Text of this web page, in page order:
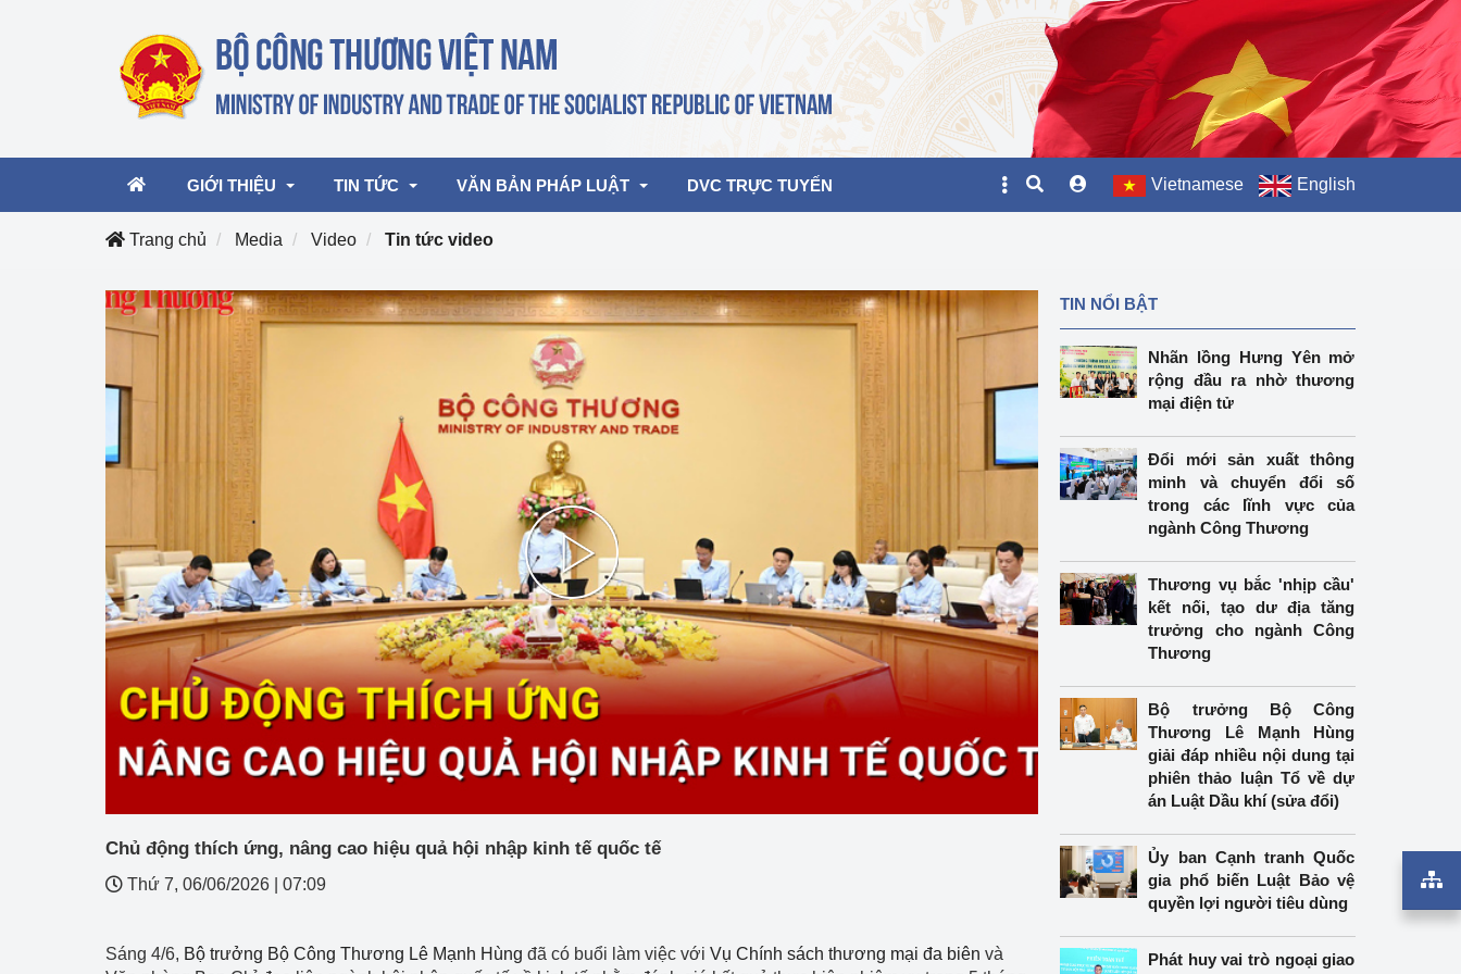
GIỚI THIỆU
Lãnh đạo Bộ
Chức năng nhiệm vụ
Cơ cấu tổ chức
TIN TỨC
Hoạt động
Hoạt động của lãnh đạo Đảng, Nhà
nước
Hoạt động của Lãnh đạo Bộ
Hoạt động của các đơn vị
Giải thưởng Công nghiệp, Thương
mại, Dịch vụ Việt Nam 2026
Công Thương 57
Hoạt động của Bộ trưởng
Công Thương - Công luận
Họp báo
Thông cáo báo chí
Điểm báo
Chuyển đổi số
Lịch sử phát triển
Bản tin Thị trường Nông Lâm Thủy sản
Phát triển nguồn nhân lực
Phát triển bền vững
Tổ chức kiểm định
Tổ chức kiểm định kỹ thuật an toàn lao
hiểm khí, bụi nổ
Sử dụng năng lượng tiết kiệm và
Hiệu quả năng lượng
VĂN BẢN PHÁP LUẬT
Văn bản pháp quy
Văn bản điều hành
Văn bản hợp nhất
DVC TRỰC TUYẾN Vietnamese English
Trang chủ Media Video Tin tức video
Play
Video
Chủ động thích ứng, nâng cao hiệu quả hội nhập kinh tế quốc tế
Thứ 7, 06/06/2026 07:09
Sáng 4/6, Bộ trưởng Bộ Công Thương Lê Mạnh Hùng đã có buổi làm việc với Vụ Chính sách thương mại đa biên và
TIN NỔI BẬT
Nhãn lồng Hưng Yên mở
rộng đầu ra nhờ thương
mại điện tử
Đổi mới sản xuất thông
minh và chuyển đổi số
trong các lĩnh vực của
ngành Công Thương
Thương vụ bắc 'nhịp cầu'
kết nối, tạo dư địa tăng
trưởng cho ngành Công
Thương
Bộ trưởng Bộ Công
Thương Lê Mạnh Hùng
giải đáp nhiều nội dung tại
phiên thảo luận Tổ về dự
án Luật Dầu khí (sửa đổi)
Ủy ban Cạnh tranh Quốc
gia phổ biến Luật Bảo vệ
quyền lợi người tiêu dùng
Phát huy vai trò ngoại giao